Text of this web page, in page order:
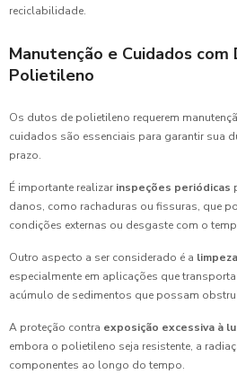
reciclabilidade.
Manutenção e Cuidados com
Polietileno
Os dutos de polietileno requerem
cuidados são essenciais para garantir sua
prazo.
É importante realizar inspeções periódicas
danos, como rachaduras ou fissuras, que
condições externas ou desgaste com o
Outro aspecto a ser considerado é a
especialmente em aplicações que
acúmulo de sedimentos que possam
A proteção contra exposição excessiva à
embora o polietileno seja resistente, a
componentes ao longo do tempo.